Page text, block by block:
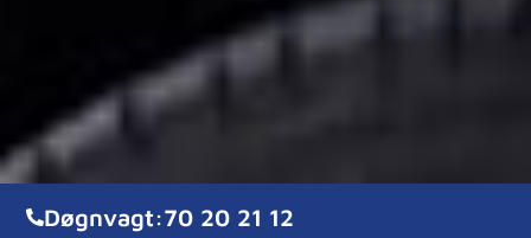
Døgnvagt:70 20 21 12